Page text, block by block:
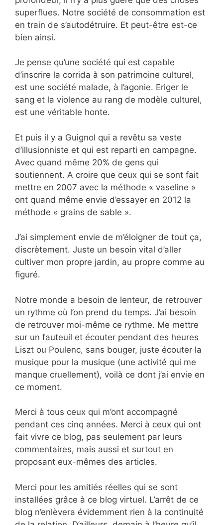
superflues. Notre société de consommation est
en train de s’autodétruire. Et peut-être est-ce
bien ainsi.
Je pense qu’une société qui est capable
d’inscrire la corrida à son patrimoine culturel,
est une société malade, à l’agonie. Eriger le
sang et la violence au rang de modèle culturel,
est une véritable honte.
Et puis il y a Guignol qui a revêtu sa veste
d’illusionniste et qui est reparti en campagne.
Avec quand même 20% de gens qui
soutiennent. A croire que ceux qui se sont fait
mettre en 2007 avec la méthode « vaseline »
ont quand même envie d’essayer en 2012 la
méthode « grains de sable ».
J’ai simplement envie de m’éloigner de tout ça,
discrètement. Juste un besoin vital d’aller
cultiver mon propre jardin, au propre comme au
figuré.
Notre monde a besoin de lenteur, de retrouver
un rythme où l’on prend du temps. J’ai besoin
de retrouver moi-même ce rythme. Me mettre
sur un fauteuil et écouter pendant des heures
Liszt ou Poulenc, sans bouger, juste écouter la
musique pour la musique (une activité qui me
manque cruellement), voilà ce dont j’ai envie en
ce moment.
Merci à tous ceux qui m’ont accompagné
pendant ces cinq années. Merci à ceux qui ont
fait vivre ce blog, pas seulement par leurs
commentaires, mais aussi et surtout en
proposant eux-mêmes des articles.
Merci pour les amitiés réelles qui se sont
installées grâce à ce blog virtuel. L’arrêt de ce
blog n’enlèvera évidemment rien à la continuité